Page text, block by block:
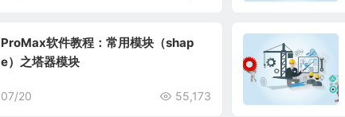
ProMax软件教程：常用模块（shap
e）之塔器模块
07/20 55,173